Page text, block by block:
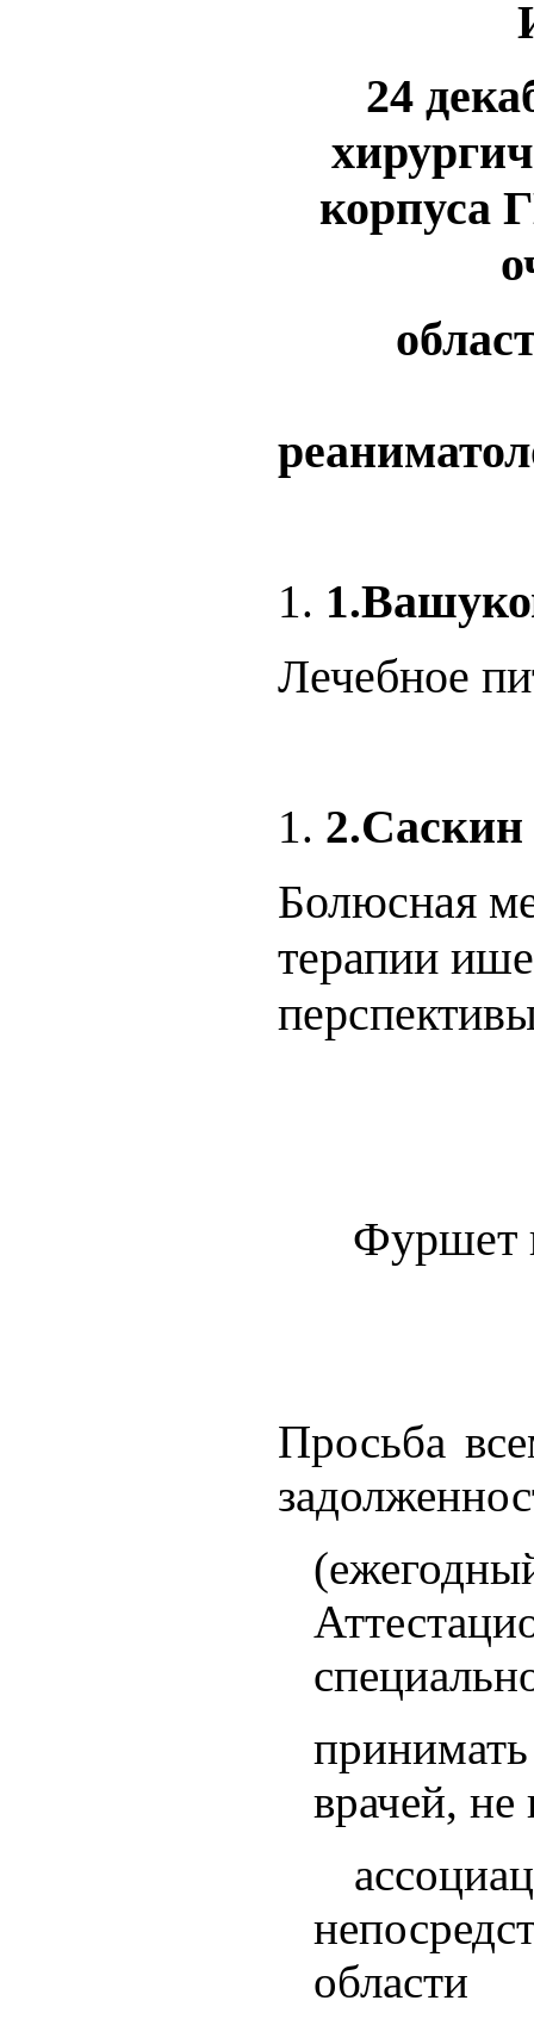
24
корпуса
1.
Лечебное
2.
Болюсная
терапии
Фуршет
Просьба
врачей,
области